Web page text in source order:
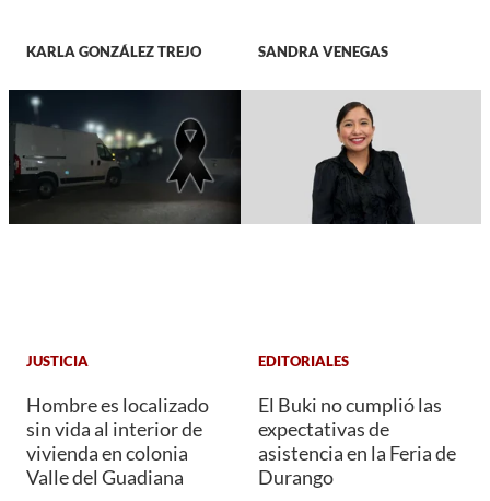
KARLA GONZÁLEZ TREJO SANDRA VENEGAS
JUSTICIA
Hombre es localizado
sin vida al interior de
vivienda en colonia
Valle del Guadiana
EDITORIALES
El Buki no cumplió las
expectativas de
asistencia en la Feria de
Durango